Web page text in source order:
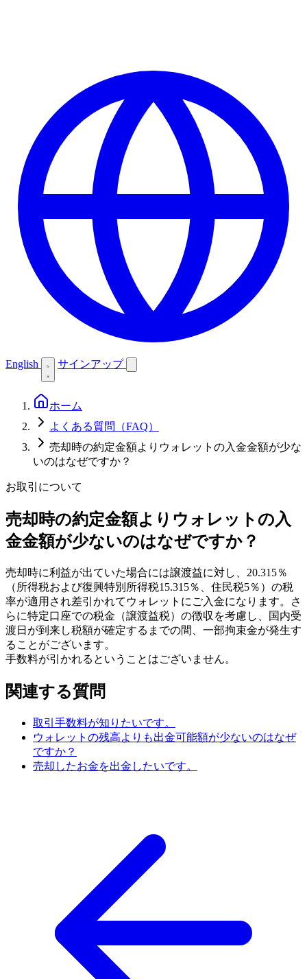
English サインアップ
ホーム
よくある質問（FAQ）
売却時の約定金額よりウォレットの入金金額が少な
いのはなぜですか？
お取引について
売却時の約定金額よりウォレットの入
金金額が少ないのはなぜですか？
売却時に利益が出ていた場合には譲渡益に対し、20.315％
（所得税および復興特別所得税15.315％、住民税5％）の税
率が適用され差引かれてウォレットにご入金になります。さ
らに特定口座での税金（譲渡益税）の徴収を考慮し、国内受
渡日が到来し税額が確定するまでの間、一部拘束金が発生す
ることがございます。
手数料が引かれるということはございません。
関連する質問
取引手数料が知りたいです。
ウォレットの残高よりも出金可能額が少ないのはなぜ
ですか？
売却したお金を出金したいです。